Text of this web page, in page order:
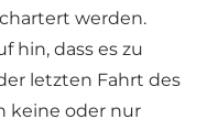
werden.
hin, dass es zu
letzten Fahrt des
keine oder nur